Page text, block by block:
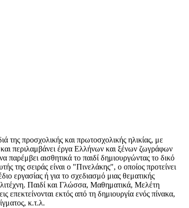
της προσχολικής και πρωτοσχολικής ηλικίας, με
περιλαμβάνει έργα Ελλήνων και ξένων ζωγράφων
αισθητικά το παιδί δημιουργώντας το δικό
της σειράς είναι ο "Πινελάκης", ο οποίος προτείνει
εργασίας ή για το σχεδιασμό μιας θεματικής
Παιδί και Γλώσσα, Μαθηματικά, Μελέτη
επεκτείνονται εκτός από τη δημιουργία ενός πίνακα,
κ.τ.λ.